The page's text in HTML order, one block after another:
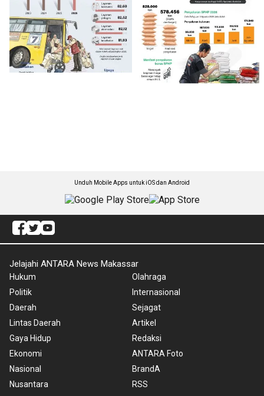
Unduh Mobile Apps untuk iOS dan Android
Jelajahi ANTARA News Makassar
Hukum
Politik
Daerah
Lintas Daerah
Gaya Hidup
Ekonomi
Nasional
Nusantara
Olahraga
Internasional
Sejagat
Artikel
Redaksi
ANTARA Foto
BrandA
RSS